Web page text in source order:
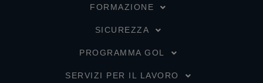
FORMAZIONE
SICUREZZA
PROGRAMMA GOL
SERVIZI PER IL LAVORO